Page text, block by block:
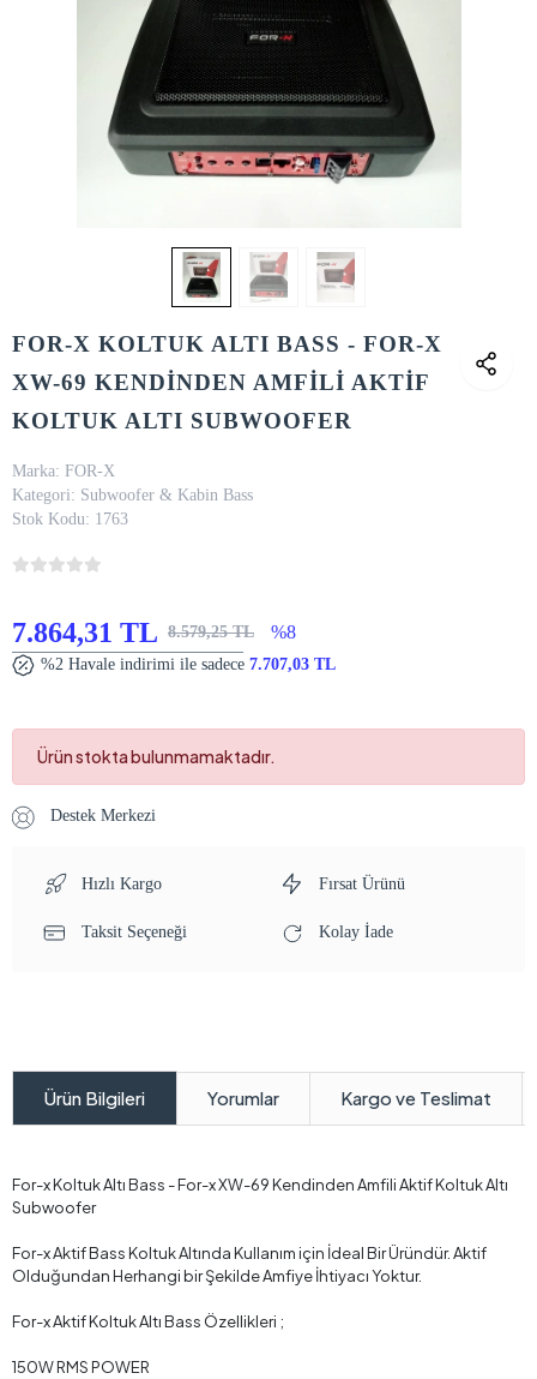
FOR-X KOLTUK ALTI BASS - FOR-X
XW-69 KENDİNDEN AMFİLİ AKTİF
KOLTUK ALTI SUBWOOFER
Marka: FOR-X
Kategori: Subwoofer & Kabin Bass
Stok Kodu: 1763
7.864,31 TL 8.579,25 TL %8
%2 Havale indirimi ile sadece 7.707,03 TL
Ürün stokta bulunmamaktadır.
Destek Merkezi
Hızlı Kargo Fırsat Ürünü
Taksit Seçeneği Kolay İade
Ürün Bilgileri Yorumlar Kargo ve Teslimat
For-x Koltuk Altı Bass - For-x XW-69 Kendinden Amfili Aktif Koltuk Altı
Subwoofer
For-x Aktif Bass Koltuk Altında Kullanım için İdeal Bir Üründür. Aktif
Olduğundan Herhangi bir Şekilde Amfiye İhtiyacı Yoktur.
For-x Aktif Koltuk Altı Bass Özellikleri ;
150W RMS POWER